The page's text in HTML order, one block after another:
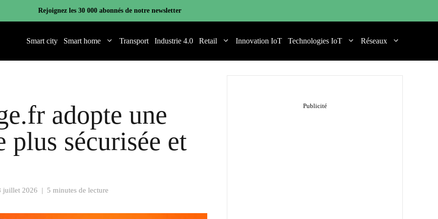
Rejoignez les 30 000 abonnés de notre newsletter
Smart city Smart home Transport Industrie 4.0 Retail Innovation IoT Technologies IoT Réseaux
adopte une
sécurisée et
juillet 2026 | 5 minutes de lecture